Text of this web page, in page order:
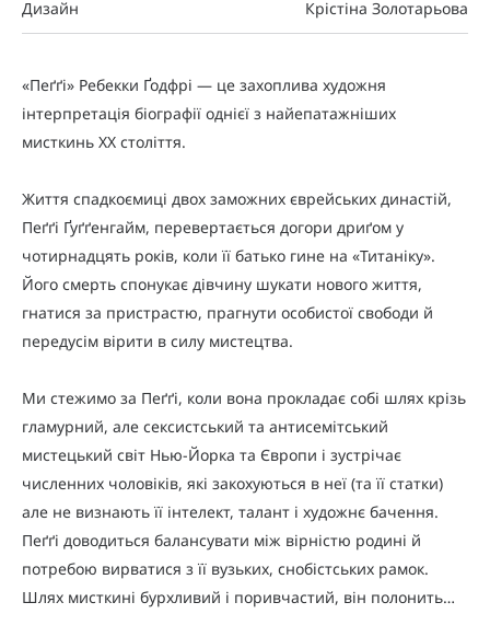
Дизайн Крістіна Золотарьова
«Пеґґі» Ребекки Ґодфрі — це захоплива художня
інтерпретація біографії однієї з найепатажніших
мисткинь XX століття.
Життя спадкоємиці двох заможних єврейських династій,
Пеґґі Ґуґґенгайм, перевертається догори дриґом у
чотирнадцять років, коли її батько гине на «Титаніку».
Його смерть спонукає дівчину шукати нового життя,
гнатися за пристрастю, прагнути особистої свободи й
передусім вірити в силу мистецтва.
Ми стежимо за Пеґґі, коли вона прокладає собі шлях крізь
гламурний, але сексистський та антисемітський
мистецький світ Нью-Йорка та Європи і зустрічає
численних чоловіків, які закохуються в неї (та її статки)
але не визнають її інтелект, талант і художнє бачення.
Пеґґі доводиться балансувати між вірністю родині й
потребою вирватися з її вузьких, снобістських рамок.
Шлях мисткині бурхливий і поривчастий, він полонить…